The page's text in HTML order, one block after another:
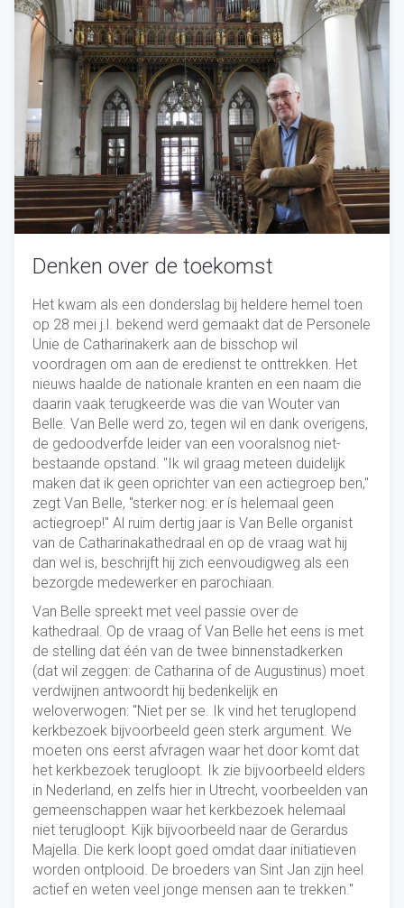
Denken over de toekomst
Het kwam als een donderslag bij heldere hemel toen
op 28 mei j.l. bekend werd gemaakt dat de Personele
Unie de Catharinakerk aan de bisschop wil
voordragen om aan de eredienst te onttrekken. Het
nieuws haalde de nationale kranten en een naam die
daarin vaak terugkeerde was die van Wouter van
Belle. Van Belle werd zo, tegen wil en dank overigens,
de gedoodverfde leider van een vooralsnog niet-
bestaande opstand. "Ik wil graag meteen duidelijk
maken dat ik geen oprichter van een actiegroep ben,"
zegt Van Belle, "sterker nog: er ís helemaal geen
actiegroep!" Al ruim dertig jaar is Van Belle organist
van de Catharinakathedraal en op de vraag wat hij
dan wel is, beschrijft hij zich eenvoudigweg als een
bezorgde medewerker en parochiaan.
Van Belle spreekt met veel passie over de
kathedraal. Op de vraag of Van Belle het eens is met
de stelling dat één van de twee binnenstadkerken
(dat wil zeggen: de Catharina of de Augustinus) moet
verdwijnen antwoordt hij bedenkelijk en
weloverwogen: "Niet per se. Ik vind het teruglopend
kerkbezoek bijvoorbeeld geen sterk argument. We
moeten ons eerst afvragen waar het door komt dat
het kerkbezoek terugloopt. Ik zie bijvoorbeeld elders
in Nederland, en zelfs hier in Utrecht, voorbeelden van
gemeenschappen waar het kerkbezoek helemaal
niet terugloopt. Kijk bijvoorbeeld naar de Gerardus
Majella. Die kerk loopt goed omdat daar initiatieven
worden ontplooid. De broeders van Sint Jan zijn heel
actief en weten veel jonge mensen aan te trekken."